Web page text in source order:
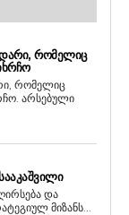
ᲠᲝᲛᲔᲚᲘᲪ
რომელიც
არსებული
და
მიზანს...